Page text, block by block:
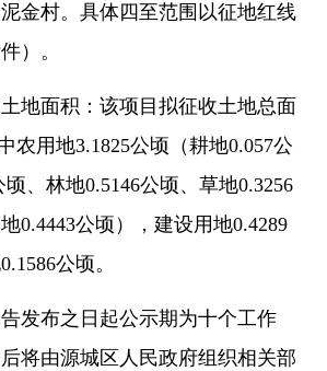
金村。具体四至范围以征地红线
）。
面积：该项目拟征收土地总面
农用地3.1825公顷（耕地0.057公
、林地0.5146公顷、草地0.3256
0.4443公顷），建设用地0.4289
公顷。
布之日起公示期为十个工作
将由源城区人民政府组织相关部